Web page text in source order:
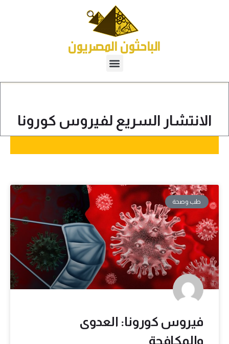
الانتشار السريع لفيروس كورونا
طب وصحة
فيروس كورونا: العدوى
والمكافحة